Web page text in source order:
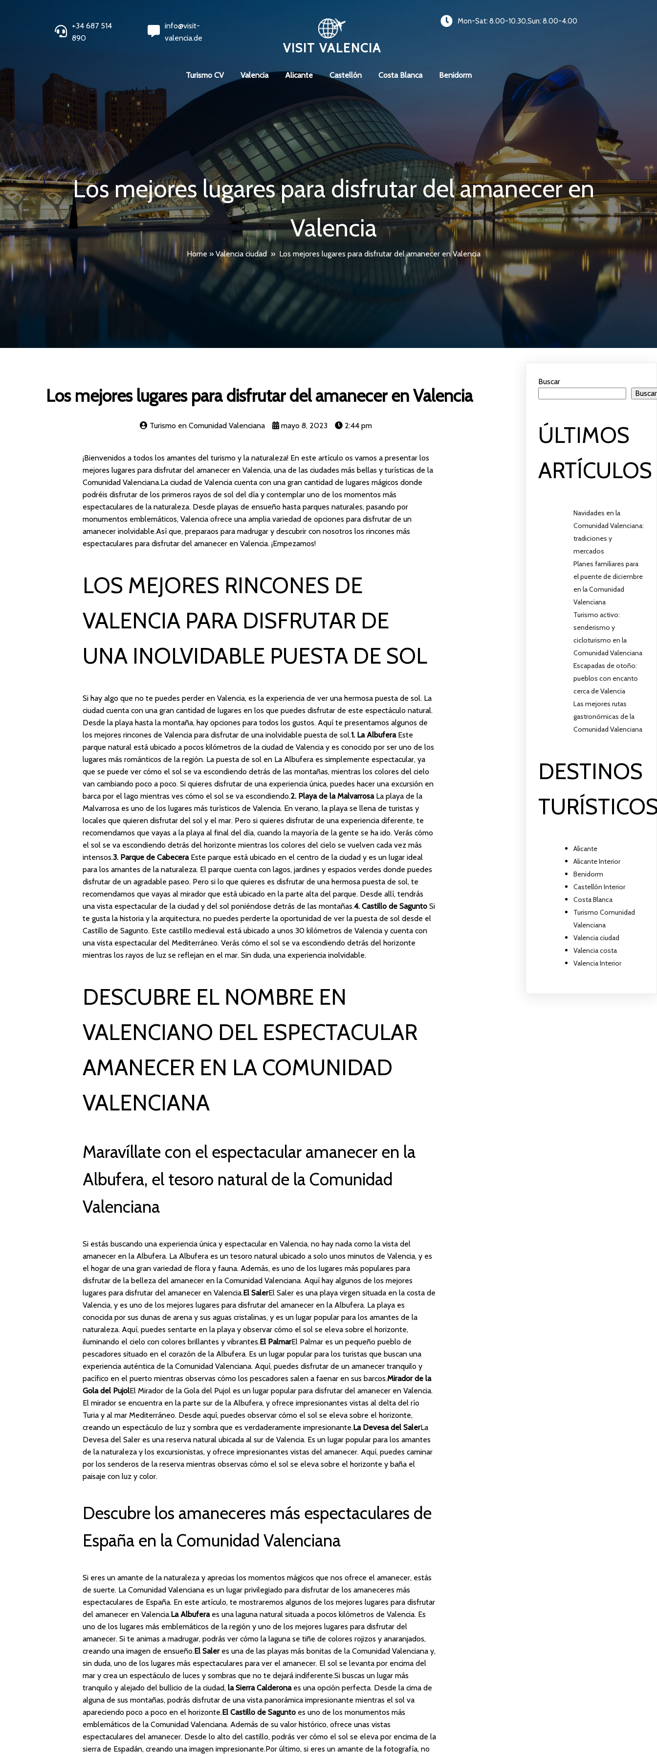
+34 687 514
890
info@visit-
valencia.de
VISIT VALENCIA
Mon-Sat: 8.00-10.30,Sun: 8.00-4.00
Turismo CV Valencia Alicante Castellón Costa Blanca Benidorm
Los mejores lugares para disfrutar del amanecer en
Valencia
Home » Valencia ciudad » Los mejores lugares para disfrutar del amanecer en Valencia
Los mejores lugares para disfrutar del amanecer en Valencia
Turismo en Comunidad Valenciana mayo 8, 2023 2:44 pm
¡Bienvenidos a todos los amantes del turismo y la naturaleza! En este artículo os vamos a presentar los
mejores lugares para disfrutar del amanecer en Valencia, una de las ciudades más bellas y turísticas de la
Comunidad Valenciana.La ciudad de Valencia cuenta con una gran cantidad de lugares mágicos donde
podréis disfrutar de los primeros rayos de sol del día y contemplar uno de los momentos más
espectaculares de la naturaleza. Desde playas de ensueño hasta parques naturales, pasando por
monumentos emblemáticos, Valencia ofrece una amplia variedad de opciones para disfrutar de un
amanecer inolvidable.Así que, preparaos para madrugar y descubrir con nosotros los rincones más
espectaculares para disfrutar del amanecer en Valencia. ¡Empezamos!
LOS MEJORES RINCONES DE
VALENCIA PARA DISFRUTAR DE
UNA INOLVIDABLE PUESTA DE SOL
Si hay algo que no te puedes perder en Valencia, es la experiencia de ver una hermosa puesta de sol. La
ciudad cuenta con una gran cantidad de lugares en los que puedes disfrutar de este espectáculo natural.
Desde la playa hasta la montaña, hay opciones para todos los gustos. Aquí te presentamos algunos de
los mejores rincones de Valencia para disfrutar de una inolvidable puesta de sol.1. La AlbuferaEste
parque natural está ubicado a pocos kilómetros de la ciudad de Valencia y es conocido por ser uno de los
lugares más románticos de la región. La puesta de sol en La Albufera es simplemente espectacular, ya
que se puede ver cómo el sol se va escondiendo detrás de las montañas, mientras los colores del cielo
van cambiando poco a poco. Si quieres disfrutar de una experiencia única, puedes hacer una excursión en
barca por el lago mientras ves cómo el sol se va escondiendo.2. Playa de la MalvarrosaLa playa de la
Malvarrosa es uno de los lugares más turísticos de Valencia. En verano, la playa se llena de turistas y
locales que quieren disfrutar del sol y el mar. Pero si quieres disfrutar de una experiencia diferente, te
recomendamos que vayas a la playa al final del día, cuando la mayoría de la gente se ha ido. Verás cómo
el sol se va escondiendo detrás del horizonte mientras los colores del cielo se vuelven cada vez más
intensos.3. Parque de CabeceraEste parque está ubicado en el centro de la ciudad y es un lugar ideal
para los amantes de la naturaleza. El parque cuenta con lagos, jardines y espacios verdes donde puedes
disfrutar de un agradable paseo. Pero si lo que quieres es disfrutar de una hermosa puesta de sol, te
recomendamos que vayas al mirador que está ubicado en la parte alta del parque. Desde allí, tendrás
una vista espectacular de la ciudad y del sol poniéndose detrás de las montañas.4. Castillo de Sagunto Si
te gusta la historia y la arquitectura, no puedes perderte la oportunidad de ver la puesta de sol desde el
Castillo de Sagunto. Este castillo medieval está ubicado a unos 30 kilómetros de Valencia y cuenta con
una vista espectacular del Mediterráneo. Verás cómo el sol se va escondiendo detrás del horizonte
mientras los rayos de luz se reflejan en el mar. Sin duda, una experiencia inolvidable.
DESCUBRE EL NOMBRE EN
VALENCIANO DEL ESPECTACULAR
AMANECER EN LA COMUNIDAD
VALENCIANA
Maravíllate con el espectacular amanecer en la
Albufera, el tesoro natural de la Comunidad
Valenciana
Si estás buscando una experiencia única y espectacular en Valencia, no hay nada como la vista del
amanecer en la Albufera. La Albufera es un tesoro natural ubicado a solo unos minutos de Valencia, y es
el hogar de una gran variedad de flora y fauna. Además, es uno de los lugares más populares para
disfrutar de la belleza del amanecer en la Comunidad Valenciana. Aquí hay algunos de los mejores
lugares para disfrutar del amanecer en Valencia.El SalerEl Saler es una playa virgen situada en la costa de
Valencia, y es uno de los mejores lugares para disfrutar del amanecer en la Albufera. La playa es
conocida por sus dunas de arena y sus aguas cristalinas, y es un lugar popular para los amantes de la
naturaleza. Aquí, puedes sentarte en la playa y observar cómo el sol se eleva sobre el horizonte,
iluminando el cielo con colores brillantes y vibrantes.El PalmarEl Palmar es un pequeño pueblo de
pescadores situado en el corazón de la Albufera. Es un lugar popular para los turistas que buscan una
experiencia auténtica de la Comunidad Valenciana. Aquí, puedes disfrutar de un amanecer tranquilo y
pacífico en el puerto mientras observas cómo los pescadores salen a faenar en sus barcos.Mirador de la
Gola del PujolEl Mirador de la Gola del Pujol es un lugar popular para disfrutar del amanecer en Valencia.
El mirador se encuentra en la parte sur de la Albufera, y ofrece impresionantes vistas al delta del río
Turia y al mar Mediterráneo. Desde aquí, puedes observar cómo el sol se eleva sobre el horizonte,
creando un espectáculo de luz y sombra que es verdaderamente impresionante.La Devesa del SalerLa
Devesa del Saler es una reserva natural ubicada al sur de Valencia. Es un lugar popular para los amantes
de la naturaleza y los excursionistas, y ofrece impresionantes vistas del amanecer. Aquí, puedes caminar
por los senderos de la reserva mientras observas cómo el sol se eleva sobre el horizonte y baña el
paisaje con luz y color.
Descubre los amaneceres más espectaculares de
España en la Comunidad Valenciana
Si eres un amante de la naturaleza y aprecias los momentos mágicos que nos ofrece el amanecer, estás
de suerte. La Comunidad Valenciana es un lugar privilegiado para disfrutar de los amaneceres más
espectaculares de España. En este artículo, te mostraremos algunos de los mejores lugares para disfrutar
del amanecer en Valencia.La Albuferaes una laguna natural situada a pocos kilómetros de Valencia. Es
uno de los lugares más emblemáticos de la región y uno de los mejores lugares para disfrutar del
amanecer. Si te animas a madrugar, podrás ver cómo la laguna se tiñe de colores rojizos y anaranjados,
creando una imagen de ensueño.El Saleres una de las playas más bonitas de la Comunidad Valenciana y,
sin duda, uno de los lugares más espectaculares para ver el amanecer. El sol se levanta por encima del
mar y crea un espectáculo de luces y sombras que no te dejará indiferente.Si buscas un lugar más
tranquilo y alejado del bullicio de la ciudad,la Sierra Calderonaes una opción perfecta. Desde la cima de
alguna de sus montañas, podrás disfrutar de una vista panorámica impresionante mientras el sol va
apareciendo poco a poco en el horizonte.El Castillo de Sagunto es uno de los monumentos más
emblemáticos de la Comunidad Valenciana. Además de su valor histórico, ofrece unas vistas
espectaculares del amanecer. Desde lo alto del castillo, podrás ver cómo el sol se eleva por encima de la
sierra de Espadán, creando una imagen impresionante.Por último, si eres un amante de la fotografía, no
Buscar
Buscar
ÚLTIMOS
ARTÍCULOS
Navidades en la
Comunidad Valenciana:
tradiciones y
mercados
Planes familiares para
el puente de diciembre
en la Comunidad
Valenciana
Turismo activo:
senderismo y
cicloturismo en la
Comunidad Valenciana
Escapadas de otoño:
pueblos con encanto
cerca de Valencia
Las mejores rutas
gastronómicas de la
Comunidad Valenciana
DESTINOS
Alicante
Alicante Interior
Benidorm
Castellón Interior
Costa Blanca
Turismo Comunidad
Valenciana
Valencia ciudad
Valencia costa
Valencia Interior